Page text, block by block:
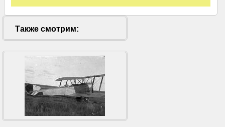
Также смотрим: